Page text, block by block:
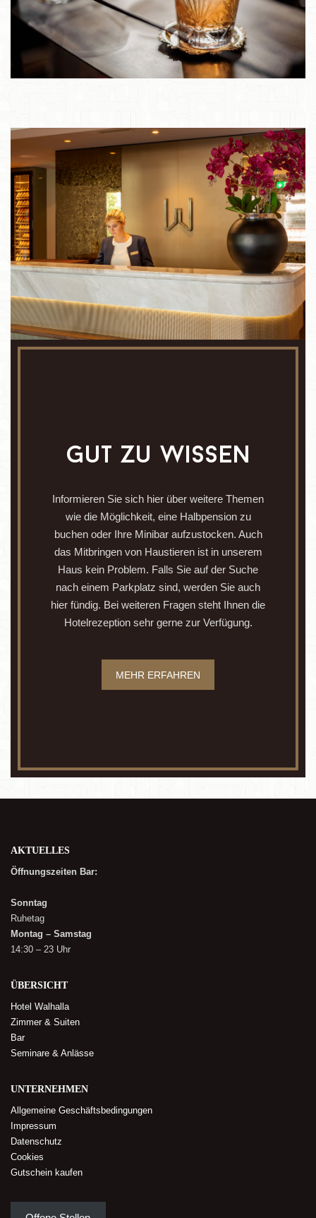
gut zu wissen
Informieren Sie sich hier über weitere Themen
wie die Möglichkeit, eine Halbpension zu
buchen oder Ihre Minibar aufzustocken. Auch
das Mitbringen von Haustieren ist in unserem
Haus kein Problem. Falls Sie auf der Suche
nach einem Parkplatz sind, werden Sie auch
hier fündig. Bei weiteren Fragen steht Ihnen die
Hotelrezeption sehr gerne zur Verfügung.
MEHR ERFAHREN
AKTUELLES
Öffnungszeiten Bar:
Sonntag
Ruhetag
Montag – Samstag
14:30 – 23 Uhr
ÜBERSICHT
Hotel Walhalla
Zimmer & Suiten
Bar
Seminare & Anlässe
UNTERNEHMEN
Allgemeine Geschäftsbedingungen
Impressum
Datenschutz
Cookies
Gutschein kaufen